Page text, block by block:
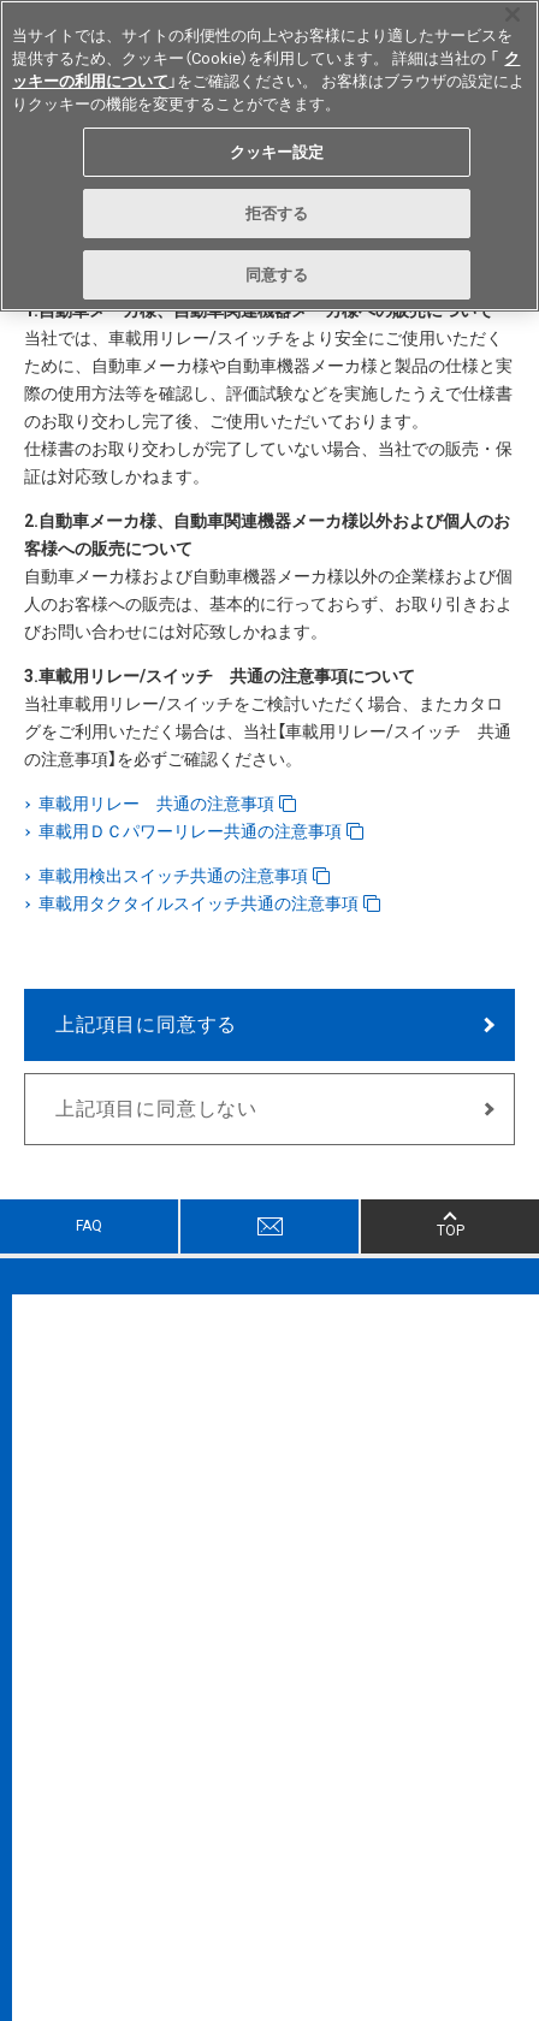
Japan
車載用リレー/スイッチ 販売・カ
タログご利用にあたってのご注意
1.自動車メーカ様、自動車関連機器メーカ様への販売について
当社では、車載用リレー/スイッチをより安全にご使用いただく
ために、自動車メーカ様や自動車機器メーカ様と製品の仕様と実
際の使用方法等を確認し、評価試験などを実施したうえで仕様書
のお取り交わし完了後、ご使用いただいております。
仕様書のお取り交わしが完了していない場合、当社での販売・保
証は対応致しかねます。
2.自動車メーカ様、自動車関連機器メーカ様以外および個人のお
客様への販売について
自動車メーカ様および自動車機器メーカ様以外の企業様および個
人のお客様への販売は、基本的に行っておらず、お取り引きおよ
びお問い合わせには対応致しかねます。
3.車載用リレー/スイッチ 共通の注意事項について
当社車載用リレー/スイッチをご検討いただく場合、またカタロ
グをご利用いただく場合は、当社【車載用リレー/スイッチ 共通
の注意事項】を必ずご確認ください。
車載用リレー 共通の注意事項
車載用ＤＣパワーリレー共通の注意事項
車載用検出スイッチ共通の注意事項
車載用タクタイルスイッチ共通の注意事項
上記項目に同意する
上記項目に同意しない
FAQ TOP
当サイトでは、サイトの利便性の向上やお客様により適したサービスを
提供するため、クッキー（Cookie）を利用しています。 詳細は当社の 「 ク
ッキーの利用について 」をご確認ください。 お客様はブラウザの設定によ
りクッキーの機能を変更することができます。
クッキー設定
拒否する
同意する